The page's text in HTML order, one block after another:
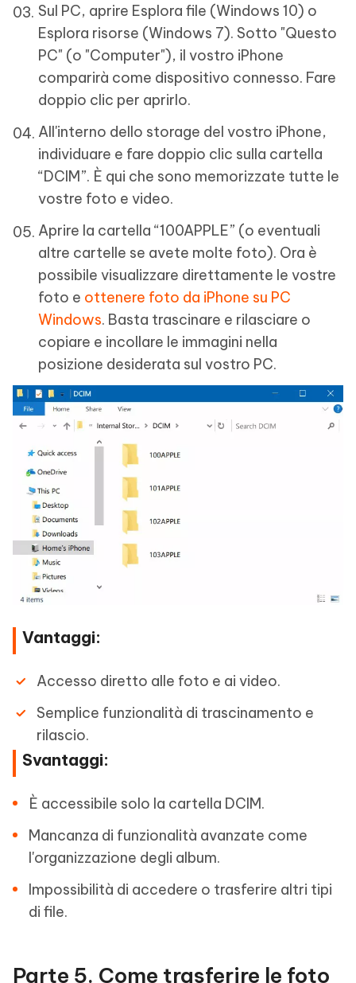
Sul PC, aprire Esplora file (Windows 10) o
Esplora risorse (Windows 7). Sotto "Questo
PC" (o "Computer"), il vostro iPhone
comparirà come dispositivo connesso. Fare
doppio clic per aprirlo.
All'interno dello storage del vostro iPhone,
individuare e fare doppio clic sulla cartella
“DCIM”. È qui che sono memorizzate tutte le
vostre foto e video.
Aprire la cartella “100APPLE” (o eventuali
altre cartelle se avete molte foto). Ora è
possibile visualizzare direttamente le vostre
foto e ottenere foto da iPhone su PC
Windows. Basta trascinare e rilasciare o
copiare e incollare le immagini nella
posizione desiderata sul vostro PC.
Vantaggi:
Accesso diretto alle foto e ai video.
Semplice funzionalità di trascinamento e
rilascio.
Svantaggi:
È accessibile solo la cartella DCIM.
Mancanza di funzionalità avanzate come
l'organizzazione degli album.
Impossibilità di accedere o trasferire altri tipi
di file.
Parte 5. Come trasferire le foto